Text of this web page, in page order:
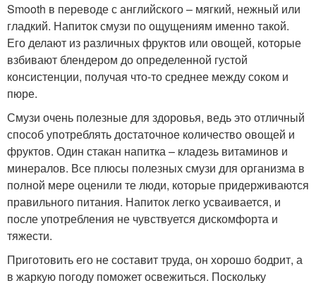
Smooth в переводе с английского – мягкий, нежный или
гладкий. Напиток смузи по ощущениям именно такой.
Его делают из различных фруктов или овощей, которые
взбивают блендером до определенной густой
консистенции, получая что-то среднее между соком и
пюре.
Смузи очень полезные для здоровья, ведь это отличный
способ употреблять достаточное количество овощей и
фруктов. Один стакан напитка – кладезь витаминов и
минералов. Все плюсы полезных смузи для организма в
полной мере оценили те люди, которые придерживаются
правильного питания. Напиток легко усваивается, и
после употребления не чувствуется дискомфорта и
тяжести.
Приготовить его не составит труда, он хорошо бодрит, а
в жаркую погоду поможет освежиться. Поскольку